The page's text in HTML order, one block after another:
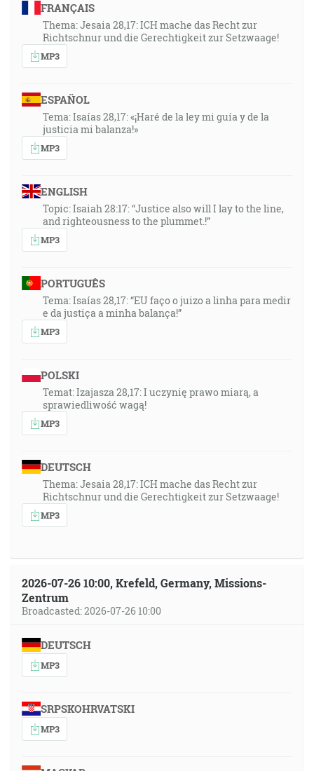
FRANÇAIS
Thema: Jesaia 28,17: ICH mache das Recht zur
Richtschnur und die Gerechtigkeit zur Setzwaage!
MP3
ESPAÑOL
Tema: Isaías 28,17: «¡Haré de la ley mi guía y de la
justicia mi balanza!»
MP3
ENGLISH
Topic: Isaiah 28:17: “Justice also will I lay to the line,
and righteousness to the plummet.!”
MP3
PORTUGUÊS
Tema: Isaías 28,17: “EU faço o juizo a linha para medir
e da justiça a minha balança!”
MP3
POLSKI
Temat: Izajasza 28,17: I uczynię prawo miarą, a
sprawiedliwość wagą!
MP3
DEUTSCH
Thema: Jesaia 28,17: ICH mache das Recht zur
Richtschnur und die Gerechtigkeit zur Setzwaage!
MP3
2026-07-26 10:00, Krefeld, Germany, Missions-
Zentrum
Broadcasted: 2026-07-26 10:00
DEUTSCH
MP3
SRPSKOHRVATSKI
MP3